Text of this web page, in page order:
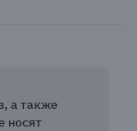
а также
носят